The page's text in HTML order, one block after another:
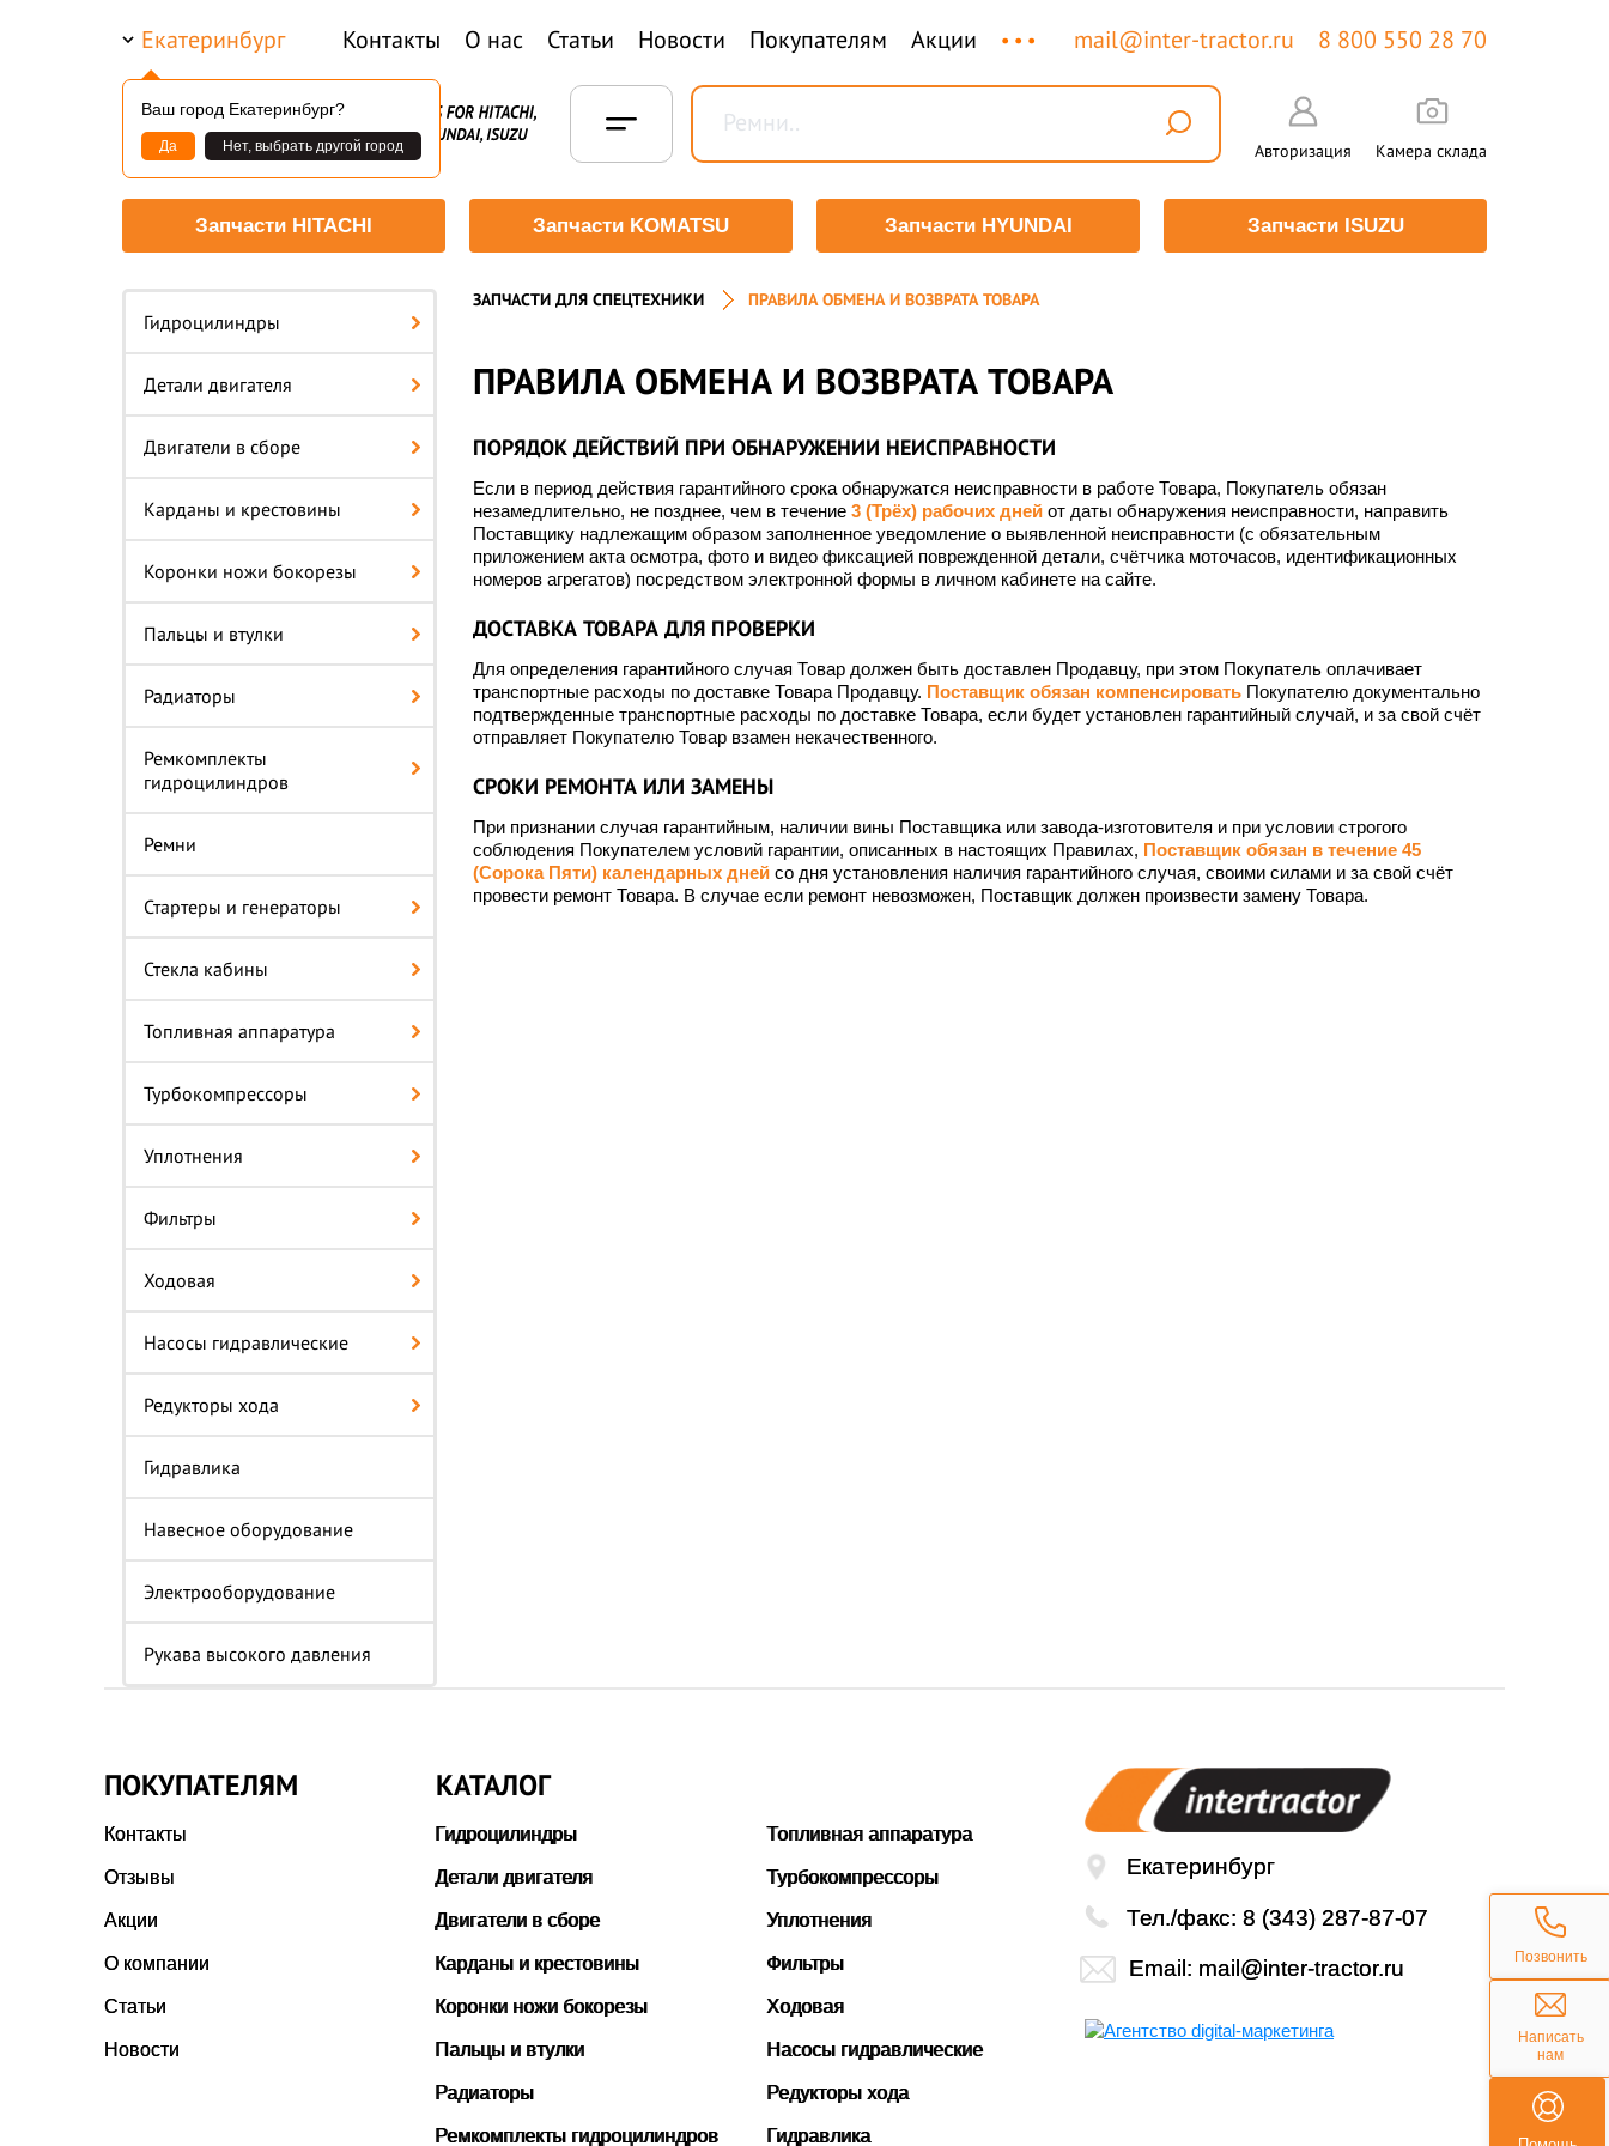
Екатеринбург
Ваш город Екатеринбург?
Да Нет, выбрать другой город
Контакты О нас Статьи Новости Покупателям Акции ... mail@inter-tractor.ru 8 800 550 28 70
Авторизация Камера склада
Запчасти HITACHI Запчасти KOMATSU Запчасти HYUNDAI Запчасти ISUZU
Гидроцилиндры
Детали двигателя
Двигатели в сборе
Карданы и крестовины
Коронки ножи бокорезы
Пальцы и втулки
Радиаторы
Ремкомплекты
гидроцилиндров
Ремни
Стартеры и генераторы
Стекла кабины
Топливная аппаратура
Турбокомпрессоры
Уплотнения
Фильтры
Ходовая
Насосы гидравлические
Редукторы хода
Гидравлика
Навесное оборудование
Электрооборудование
Рукава высокого давления
ЗАПЧАСТИ ДЛЯ СПЕЦТЕХНИКИ ПРАВИЛА ОБМЕНА И ВОЗВРАТА ТОВАРА
ПРАВИЛА ОБМЕНА И ВОЗВРАТА ТОВАРА
ПОРЯДОК ДЕЙСТВИЙ ПРИ ОБНАРУЖЕНИИ НЕИСПРАВНОСТИ
Если в период действия гарантийного срока обнаружатся неисправности в работе Товара, Покупатель обязан
незамедлительно, не позднее, чем в течение 3 (Трёх) рабочих днейот даты обнаружения неисправности, направить
Поставщику надлежащим образом заполненное уведомление о выявленной неисправности (с обязательным
приложением акта осмотра, фото и видео фиксацией поврежденной детали, счётчика моточасов, идентификационных
номеров агрегатов) посредством электронной формы в личном кабинете на сайте.
ДОСТАВКА ТОВАРА ДЛЯ ПРОВЕРКИ
Для определения гарантийного случая Товар должен быть доставлен Продавцу, при этом Покупатель оплачивает
транспортные расходы по доставке Товара Продавцу. Поставщик обязан компенсироватьПокупателю документально
подтвержденные транспортные расходы по доставке Товара, если будет установлен гарантийный случай, и за свой счёт
отправляет Покупателю Товар взамен некачественного.
СРОКИ РЕМОНТА ИЛИ ЗАМЕНЫ
При признании случая гарантийным, наличии вины Поставщика или завода-изготовителя и при условии строгого
соблюдения Покупателем условий гарантии, описанных в настоящих Правилах, Поставщик обязан в течение 45
(Сорока Пяти) календарных днейсо дня установления наличия гарантийного случая, своими силами и за свой счёт
провести ремонт Товара. В случае если ремонт невозможен, Поставщик должен произвести замену Товара.
ПОКУПАТЕЛЯМ
Контакты
Отзывы
Акции
О компании
Статьи
Новости
КАТАЛОГ
Гидроцилиндры
Детали двигателя
Двигатели в сборе
Карданы и крестовины
Коронки ножи бокорезы
Пальцы и втулки
Радиаторы
Ремкомплекты гидроцилиндров
Топливная аппаратура
Турбокомпрессоры
Уплотнения
Фильтры
Ходовая
Насосы гидравлические
Редукторы хода
Гидравлика
Екатеринбург
Тел./факс: 8 (343) 287-87-07
Email: mail@inter-tractor.ru Позвонить
Написать
нам